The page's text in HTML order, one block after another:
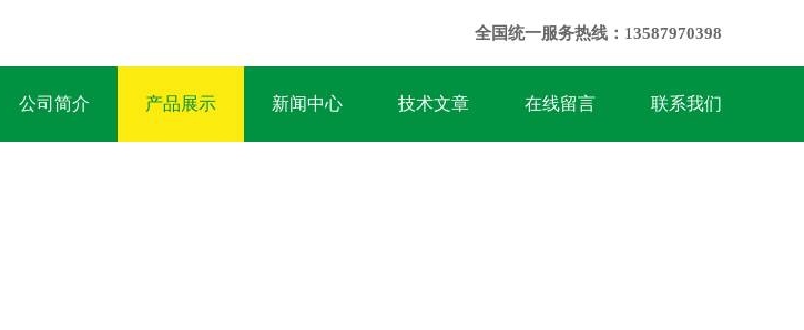
全国统一服务热线：13587970398
公司简介 产品展示 新闻中心 技术文章 在线留言 联系我们